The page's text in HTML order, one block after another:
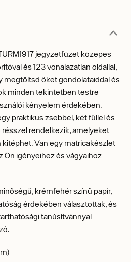
jegyzetfüzet közepes
és 123 vonalazatlan oldallal,
megtöltsd őket gondolataiddal és
minden tekintetben testre
kényelem érdekében.
praktikus zsebbel, két füllel és
rendelkezik, amelyeket
Van egy matricakészlet
Ön igényeihez és vágyaihoz
krémfehér színű papír,
érdekében választottak, és
tanúsítvánnyal